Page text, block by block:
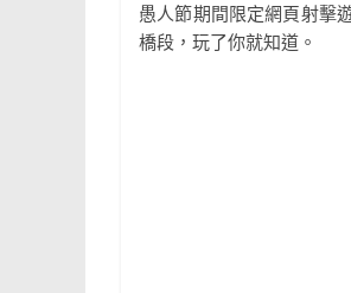
愚人節期間限定網頁射擊
橋段，玩了你就知道。